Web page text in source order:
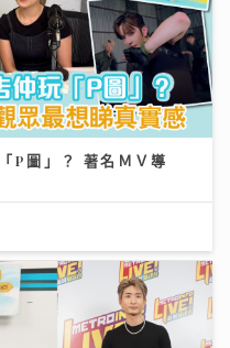
P圖」？ 著名ＭＶ導